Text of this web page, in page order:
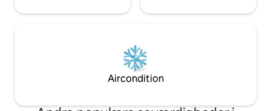
• Fuldt udstyret køkken • Badeværelse
siddepladsen i gården foran din lejlighed
samme hus. Så hvis du har spørgsmål, er
7. distrikt, Wiens populære design- og
Aircondition